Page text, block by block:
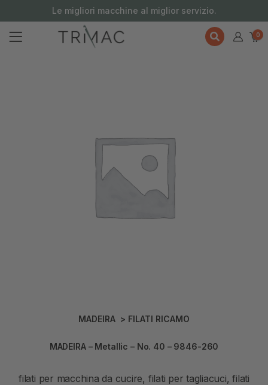
Le migliori macchine al miglior servizio.
0
MADEIRA > FILATI RICAMO
MADEIRA – Metallic – No. 40 – 9846-260
filati per macchina da cucire, filati per tagliacuci, filati